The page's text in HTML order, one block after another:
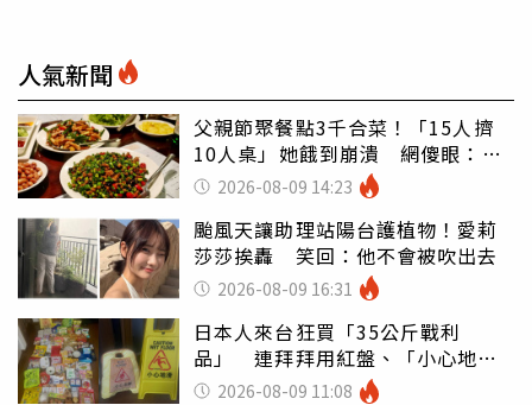
人氣新聞
父親節聚餐點3千合菜！「15人擠
10人桌」她餓到崩潰 網傻眼：讓
店家看笑話
2026-08-09 14:23
颱風天讓助理站陽台護植物！愛莉
莎莎挨轟 笑回：他不會被吹出去
2026-08-09 16:31
日本人來台狂買「35公斤戰利
品」 連拜拜用紅盤、「小心地
滑」告示牌也帶回家
2026-08-09 11:08